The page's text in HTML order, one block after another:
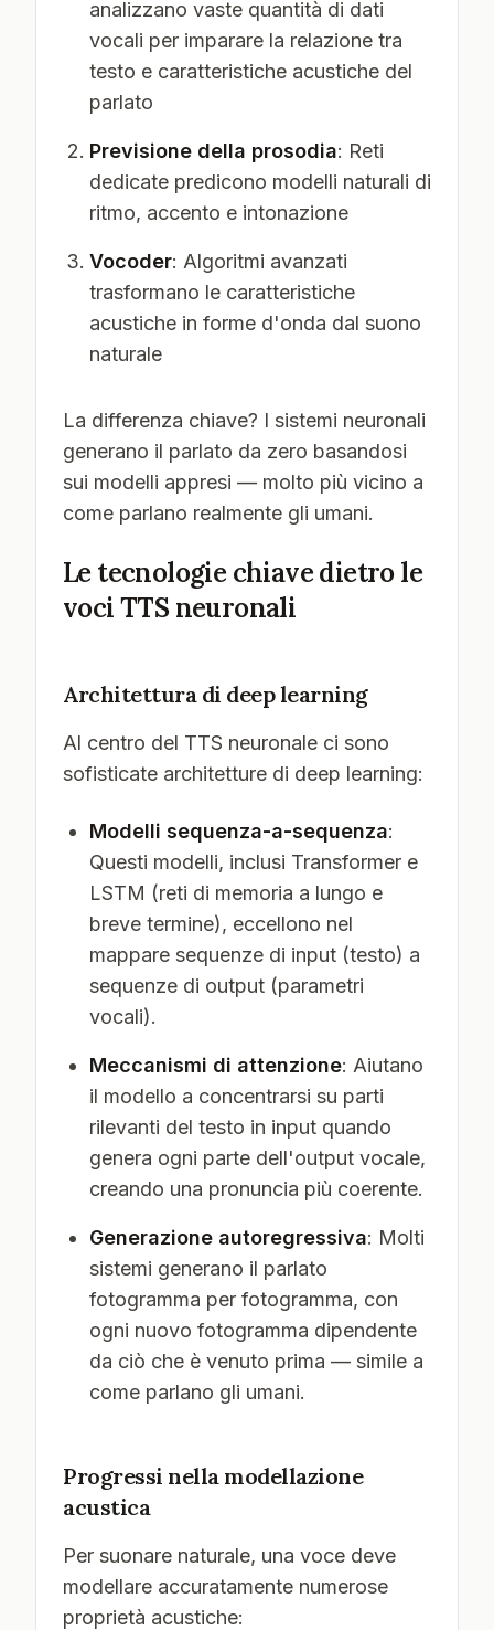
analizzano vaste quantità di dati
vocali per imparare la relazione tra
testo e caratteristiche acustiche del
parlato
Previsione della prosodia: Reti
dedicate predicono modelli naturali di
ritmo, accento e intonazione
Vocoder: Algoritmi avanzati
trasformano le caratteristiche
acustiche in forme d'onda dal suono
naturale
La differenza chiave? I sistemi neuronali
generano il parlato da zero basandosi
sui modelli appresi — molto più vicino a
come parlano realmente gli umani.
Le tecnologie chiave dietro le
voci TTS neuronali
Architettura di deep learning
Al centro del TTS neuronale ci sono
sofisticate architetture di deep learning:
Modelli sequenza-a-sequenza:
Questi modelli, inclusi Transformer e
LSTM (reti di memoria a lungo e
breve termine), eccellono nel
mappare sequenze di input (testo) a
sequenze di output (parametri
vocali).
Meccanismi di attenzione: Aiutano
il modello a concentrarsi su parti
rilevanti del testo in input quando
genera ogni parte dell'output vocale,
creando una pronuncia più coerente.
Generazione autoregressiva: Molti
sistemi generano il parlato
fotogramma per fotogramma, con
ogni nuovo fotogramma dipendente
da ciò che è venuto prima — simile a
come parlano gli umani.
Progressi nella modellazione
acustica
Per suonare naturale, una voce deve
modellare accuratamente numerose
proprietà acustiche: